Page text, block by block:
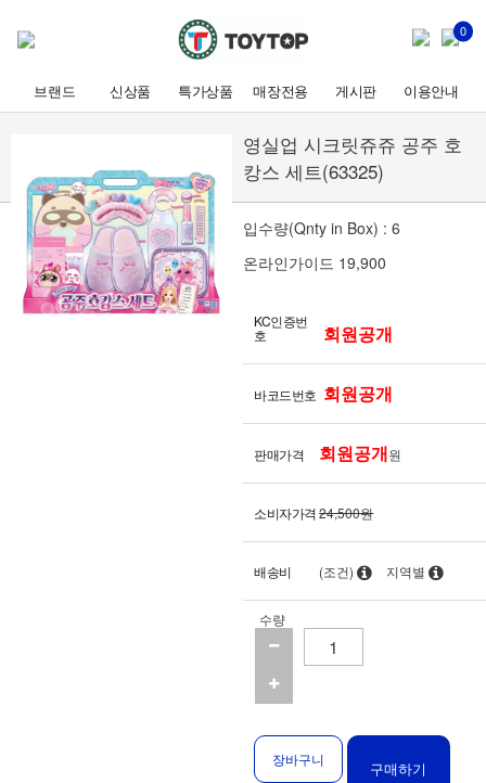
0
브랜드 신상품 특가상품 매장전용 게시판 이용안내
영실업 시크릿쥬쥬 공주 호
캉스 세트(63325)
입수량(Qnty in Box) : 6
온라인가이드 19,900
KC인증번
호 회원공개
바코드번호 회원공개
판매가격 회원공개원
소비자가격24,500원
배송비 (조건) 지역별
수량
장바구니 구매하기